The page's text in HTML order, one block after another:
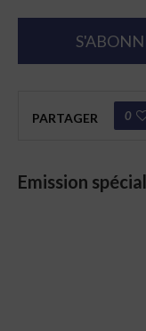
PARTAGER 0
Emission